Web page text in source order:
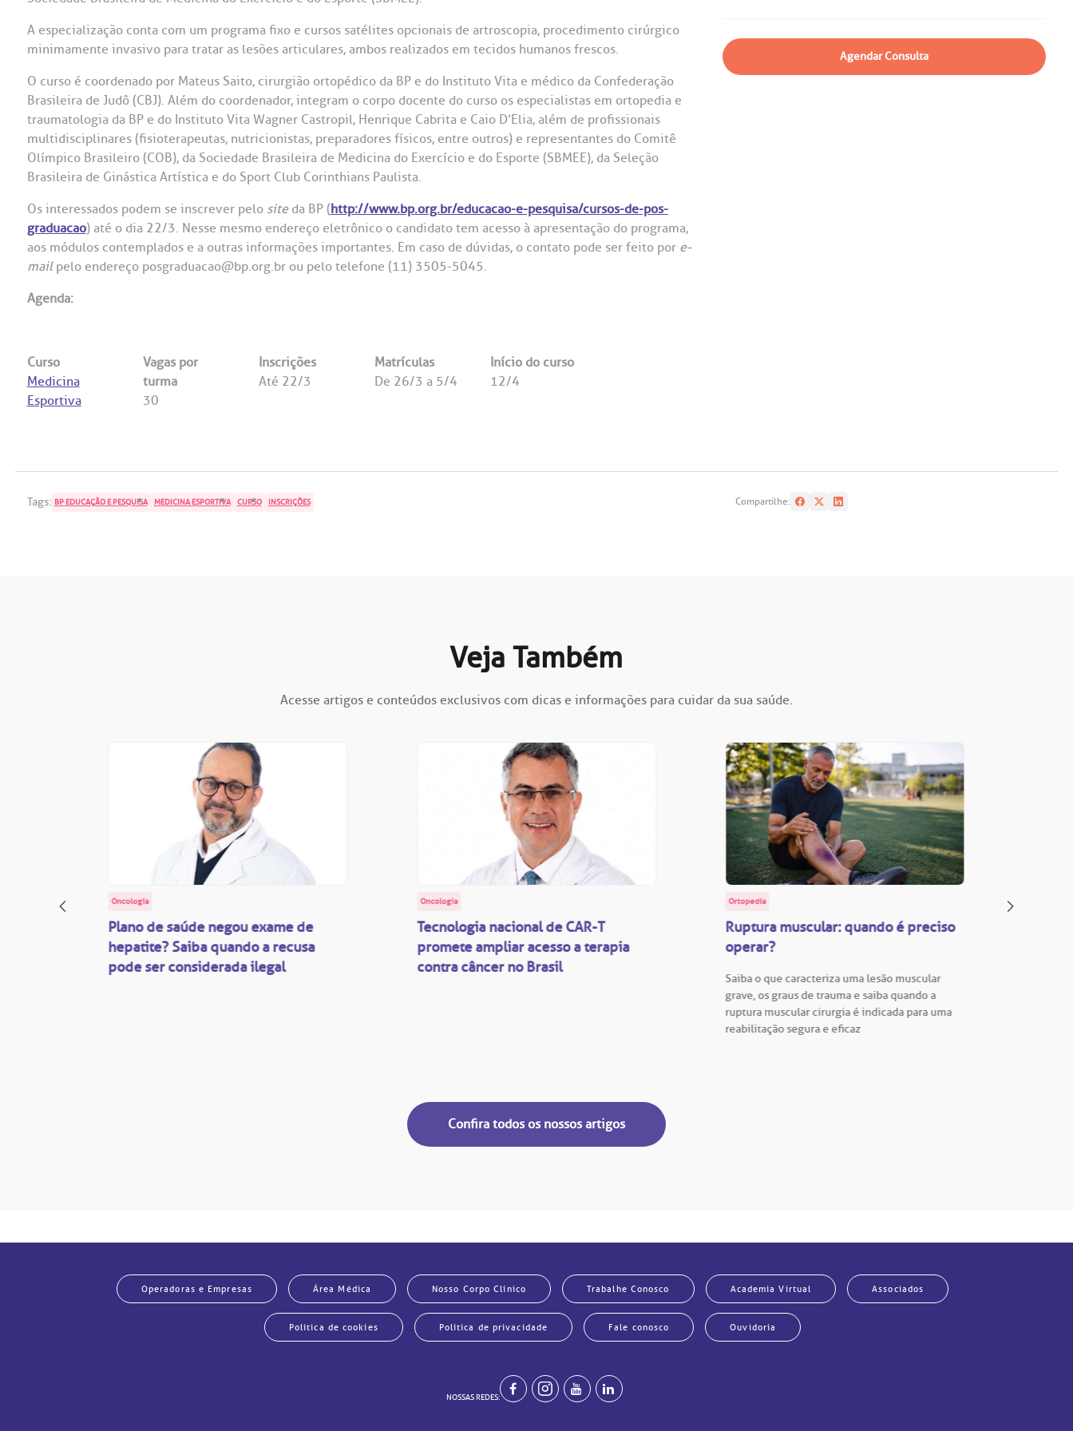
OUVIDORIA:
ouvidoria@bp.org.br
Fale Conosco
Saiba mais
Rua Maestro Cardim, 769
CEP: 01323-001 | Bela
Vista
São Paulo - SP
R. Martiniano de Carvalho,
965
CEP: 01323-001 | Bela Vista
São Paulo - SP
Endereço:
Solicitação de veracidade de
atestado
A especialização conta com um programa fixo e cursos satélites opcionais de artroscopia, procedimento cirúrgico
minimamente invasivo para tratar as lesões articulares, ambos realizados em tecidos humanos frescos.
O curso é coordenado por Mateus Saito, cirurgião ortopédico da BP e do Instituto Vita e médico da Confederação
Brasileira de Judô (CBJ). Além do coordenador, integram o corpo docente do curso os especialistas em ortopedia e
traumatologia da BP e do Instituto Vita Wagner Castropil, Henrique Cabrita e Caio D’Elia, além de profissionais
multidisciplinares (fisioterapeutas, nutricionistas, preparadores físicos, entre outros) e representantes do Comitê
Olímpico Brasileiro (COB), da Sociedade Brasileira de Medicina do Exercício e do Esporte (SBMEE), da Seleção
Brasileira de Ginástica Artística e do Sport Club Corinthians Paulista.
Os interessados podem se inscrever pelo siteda BP (http://www.bp.org.br/educacao-e-pesquisa/cursos-de-pos-
graduacao) até o dia 22/3. Nesse mesmo endereço eletrônico o candidato tem acesso à apresentação do programa,
aos módulos contemplados e a outras informações importantes. Em caso de dúvidas, o contato pode ser feito por e-
mailpelo endereço posgraduacao@bp.org.br ou pelo telefone (11) 3505-5045.
Agenda:
Curso
Medicina
Esportiva
Vagas por
turma
30
Inscrições
Até 22/3
Matrículas
De 26/3 a 5/4
Início do curso
12/4
Agendar Consulta
Tags: BP EDUCAÇÃO E PESQUISA MEDICINA ESPORTIVA CURSO INSCRIÇÕES Compartilhe:
Veja Também
Acesse artigos e conteúdos exclusivos com dicas e informações para cuidar da sua saúde.
Oncologia
Plano de saúde negou exame de
hepatite? Saiba quando a recusa
pode ser considerada ilegal
Oncologia
Tecnologia nacional de CAR-T
promete ampliar acesso a terapia
contra câncer no Brasil
Ortopedia
Ruptura muscular: quando é preciso
operar?
Saiba o que caracteriza uma lesão muscular
grave, os graus de trauma e saiba quando a
ruptura muscular cirurgia é indicada para uma
reabilitação segura e eficaz
Confira todos os nossos artigos
Operadoras e Empresas Área Médica Nosso Corpo Clínico Trabalhe Conosco Academia Virtual Associados
Política de cookies Política de privacidade Fale conosco Ouvidoria
NOSSAS REDES: